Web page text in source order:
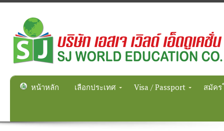
หน้าหลัก เลือกประเทศ Visa / Passport สมัคร